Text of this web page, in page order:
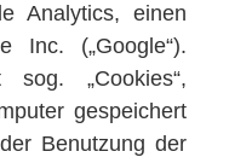
Analytics, einen
Inc. („Google“).
sog. „Cookies“,
gespeichert
Benutzung der